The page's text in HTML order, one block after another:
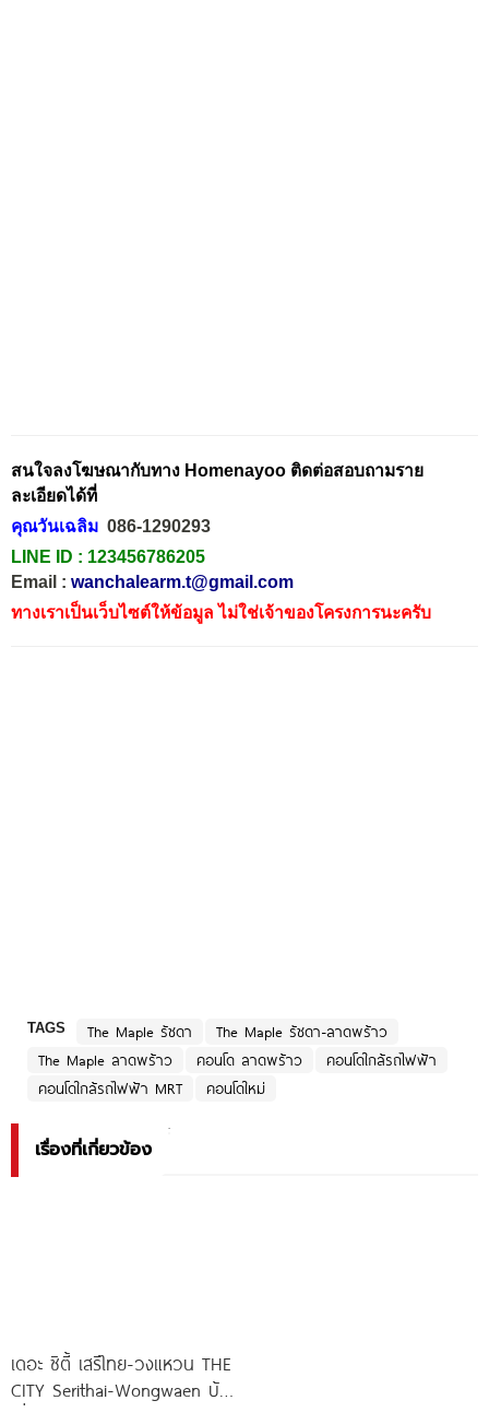
สนใจลงโฆษณากับทาง Homenayoo ติดต่อสอบถามราย
ละเอียดได้ที่
คุณวันเฉลิม 086-1290293
LINE ID : 123456786205
Email : wanchalearm.t@gmail.com
ทางเราเป็นเว็บไซต์ให้ข้อมูล ไม่ใช่เจ้าของโครงการนะครับ
TAGS The Maple รัชดา
The Maple รัชดา-ลาดพร้าว
The Maple ลาดพร้าว
คอนโด ลาดพร้าว
คอนโดใกล้รถไฟฟ้า
คอนโดใกล้รถไฟฟ้า MRT
คอนโดใหม่
เรื่องที่เกี่ยวข้อง
เดอะ ซิตี้ เสรีไทย-วงแหวน THE
CITY Serithai-Wongwaen บ้าน